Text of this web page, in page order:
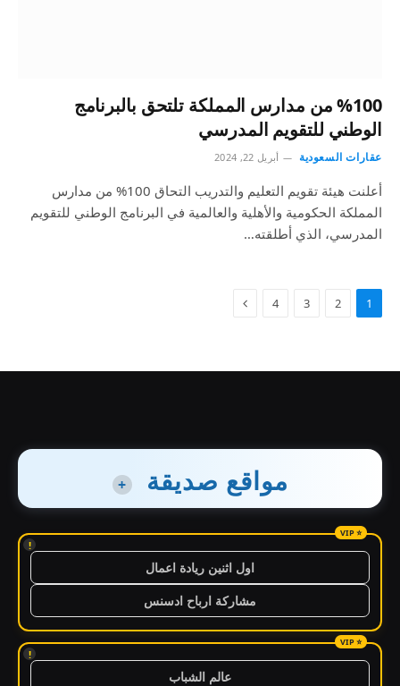
%100 من مدارس المملكة تلتحق بالبرنامج
الوطني للتقويم المدرسي
عقارات السعودية أبريل 22, 2024
أعلنت هيئة تقويم التعليم والتدريب التحاق 100% من مدارس
المملكة الحكومية والأهلية والعالمية في البرنامج الوطني للتقويم
المدرسي، الذي أطلقته…
1
2
3
4
مواقع صديقة +
!
اول اثنين ريادة اعمال
مشاركة ارباح ادسنس
!
عالم الشباب